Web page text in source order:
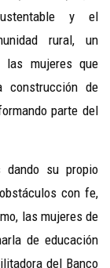
y el
rural, un
las mujeres que
construcción de
parte del
su propio
con fe,
las mujeres de
de educación
del Banco